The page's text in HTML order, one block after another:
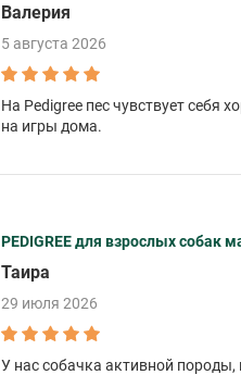
Валерия
5 августа 2026
На Pedigree пес чувствует себя
на игры дома.
PEDIGREE для взрослых собак
Таира
29 июля 2026
У нас собачка активной породы,